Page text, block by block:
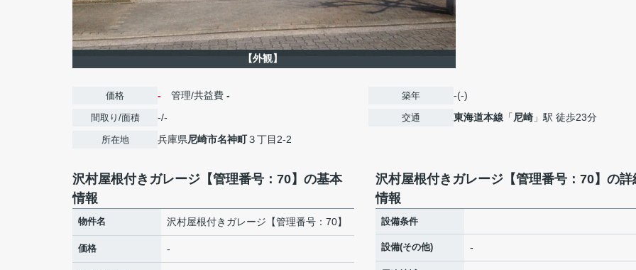
【外観】
価格 - 管理/共益費 -
間取り/面積 -/-
所在地 兵庫県尼崎市名神町３丁目2-2
築年 -(-)
交通 東海道本線 「 尼崎 」駅 徒歩23分
沢村屋根付きガレージ【管理番号：70】の基本
情報
物件名 沢村屋根付きガレージ【管理番号：70】
価格 -
沢村屋根付きガレージ【管理番号：70】の詳
情報
設備条件
設備(その他) -